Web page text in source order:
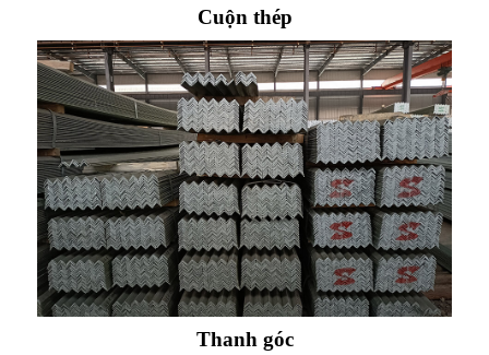
Cuộn thép
Thanh góc